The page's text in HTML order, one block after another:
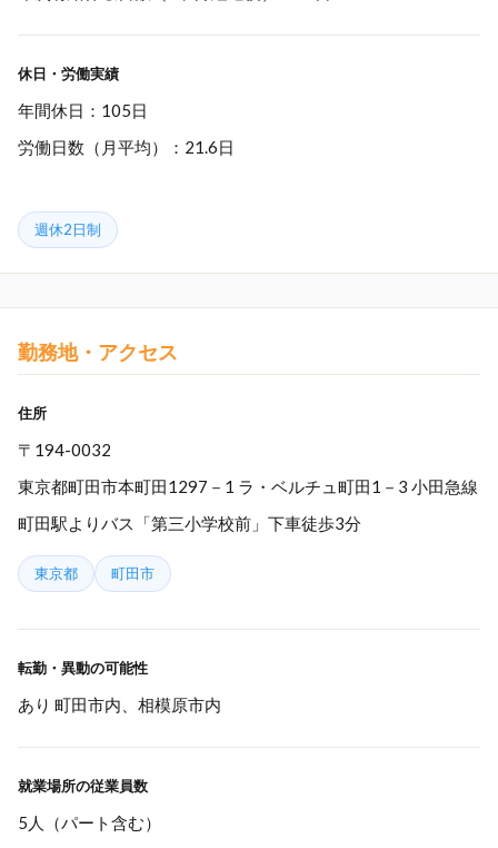
休日・労働実績
年間休日：105日
労働日数（月平均）：21.6日
週休2日制
勤務地・アクセス
住所
〒194-0032
東京都町田市本町田1297－1 ラ・ベルチュ町田1－3 小田急線
町田駅よりバス「第三小学校前」下車徒歩3分
東京都 町田市
転勤・異動の可能性
あり 町田市内、相模原市内
就業場所の従業員数
5人（パート含む）